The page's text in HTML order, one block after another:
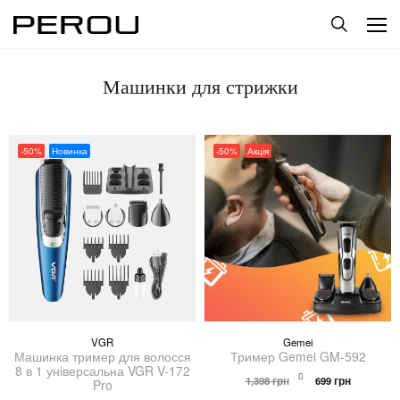
Машинки для стрижки
-50% Новинка
VGR
Машинка тример для волосся
8 в 1 універсальна VGR V-172
Pro
-50% Акція
Gemei
Тример Gemei GM-592
1,398грн
Оригінальна
699грнПоточна